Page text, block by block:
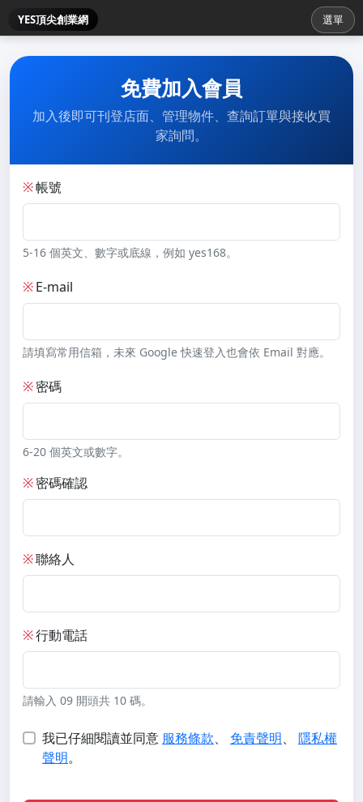
YES頂尖創業網 選單
免費加入會員
加入後即可刊登店面、管理物件、查詢訂單與接收買
家詢問。
※帳號
5-16 個英文、數字或底線，例如 yes168。
※E-mail
請填寫常用信箱，未來 Google 快速登入也會依 Email 對應。
※密碼
6-20 個英文或數字。
※密碼確認
※聯絡人
※行動電話
請輸入 09 開頭共 10 碼。
我已仔細閱讀並同意 服務條款、 免責聲明、 隱私權
聲明。